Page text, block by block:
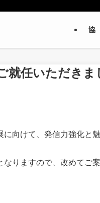
任いただきま
向けて、発信力強化と
りますので、改めてご案